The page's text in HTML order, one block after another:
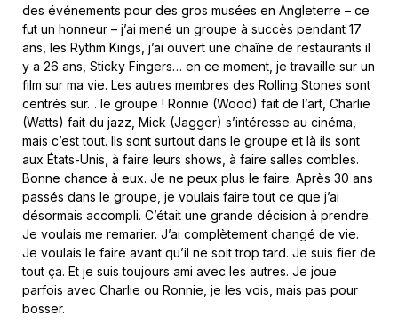
des événements pour des gros musées en Angleterre – ce
fut un honneur – j’ai mené un groupe à succès pendant 17
ans, les Rythm Kings, j’ai ouvert une chaîne de restaurants il
y a 26 ans, Sticky Fingers… en ce moment, je travaille sur un
film sur ma vie. Les autres membres des Rolling Stones sont
centrés sur… le groupe ! Ronnie (Wood) fait de l’art, Charlie
(Watts) fait du jazz, Mick (Jagger) s’intéresse au cinéma,
mais c’est tout. Ils sont surtout dans le groupe et là ils sont
aux États-Unis, à faire leurs shows, à faire salles combles.
Bonne chance à eux. Je ne peux plus le faire. Après 30 ans
passés dans le groupe, je voulais faire tout ce que j’ai
désormais accompli. C’était une grande décision à prendre.
Je voulais me remarier. J’ai complètement changé de vie.
Je voulais le faire avant qu’il ne soit trop tard. Je suis fier de
tout ça. Et je suis toujours ami avec les autres. Je joue
parfois avec Charlie ou Ronnie, je les vois, mais pas pour
bosser.